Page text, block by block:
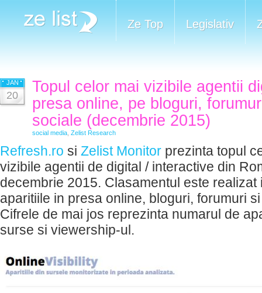
Ze Top Legislativ
JAN
20
Topul celor mai vizibile agentii
presa online, pe bloguri,
sociale (decembrie 2015)
social media Zelist Research
Refresh.ro si Zelist Monitor prezinta topul
vizibile agentii de digital / interactive din
decembrie 2015. Clasamentul este realizat
aparitiile in presa online, bloguri, forumuri
Cifrele de mai jos reprezinta numarul de
surse si viewership-ul.